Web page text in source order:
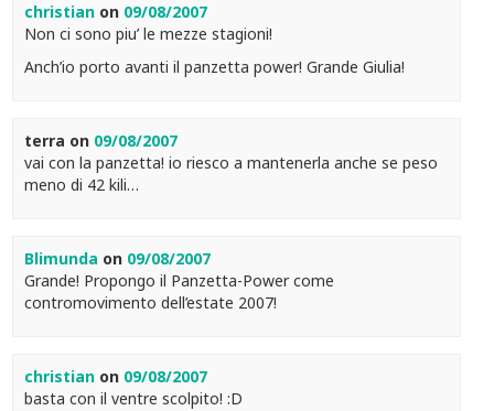
christianon 09/08/2007
Non ci sono piu’ le mezze stagioni!
Anch’io porto avanti il panzetta power! Grande Giulia!
terra on 09/08/2007
vai con la panzetta! io riesco a mantenerla anche se peso
meno di 42 kili…
Blimunda on 09/08/2007
Grande! Propongo il Panzetta-Power come
contromovimento dell’estate 2007!
christianon 09/08/2007
basta con il ventre scolpito! :D